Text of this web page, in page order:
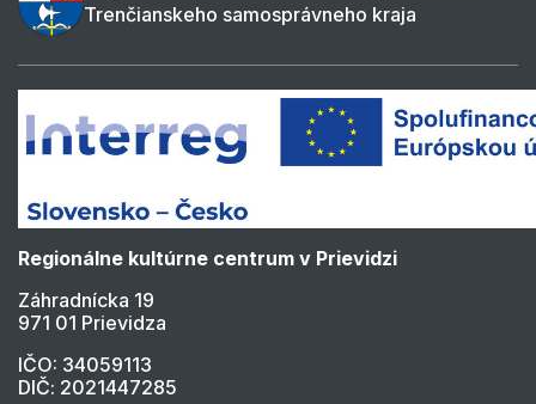
Trenčianskeho samosprávneho kraja
Regionálne kultúrne centrum v Prievidzi
Záhradnícka 19
971 01 Prievidza
IČO: 34059113
DIČ: 2021447285